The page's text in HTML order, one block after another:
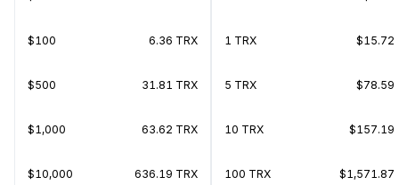
$100 6.36 TRX
$500 31.81 TRX
$1,000 63.62 TRX
$10,000 636.19 TRX
1 TRX $15.72
5 TRX $78.59
10 TRX $157.19
100 TRX $1,571.87